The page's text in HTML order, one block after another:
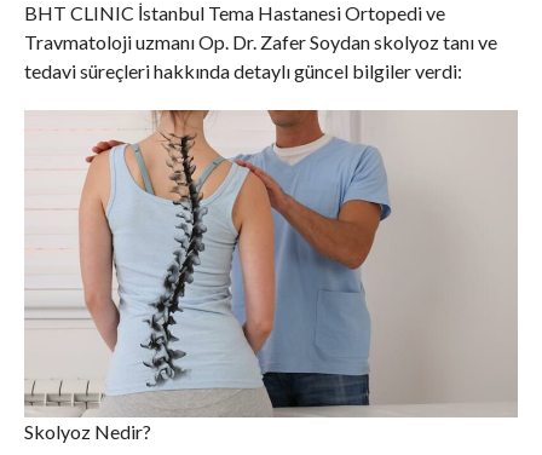
BHT CLINIC İstanbul Tema Hastanesi Ortopedi ve
Travmatoloji uzmanı Op. Dr. Zafer Soydan skolyoz tanı ve
tedavi süreçleri hakkında detaylı güncel bilgiler verdi:
Skolyoz Nedir?